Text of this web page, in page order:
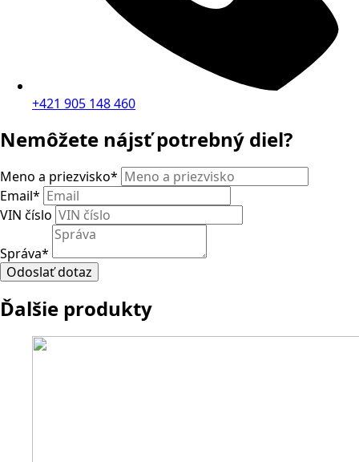
+421 905 148 460
Nemôžete nájsť potrebný diel?
Meno a priezvisko*
Email*
VIN číslo
Správa*
Odoslať dotaz
Ďalšie produkty